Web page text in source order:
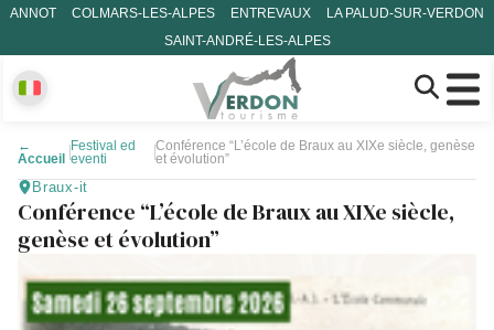
ANNOT COLMARS-LES-ALPES ENTREVAUX
LA PALUD-SUR-VERDON
SAINT-ANDRÉ-LES-ALPES
←
Accueil
Festival ed
eventi
Conférence “L’école de Braux au XIXe siècle, genèse
et évolution”
Braux-it
Conférence “L’école de Braux au XIXe siècle,
genèse et évolution”